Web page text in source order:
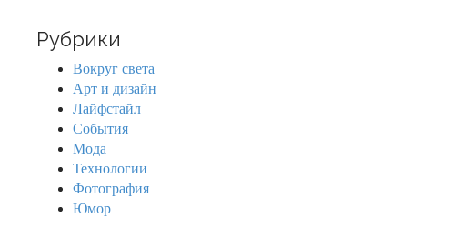
c
Рубрики
Вокруг света
Арт и дизайн
Лайфстайл
События
Мода
Технологии
Фотография
Юмор